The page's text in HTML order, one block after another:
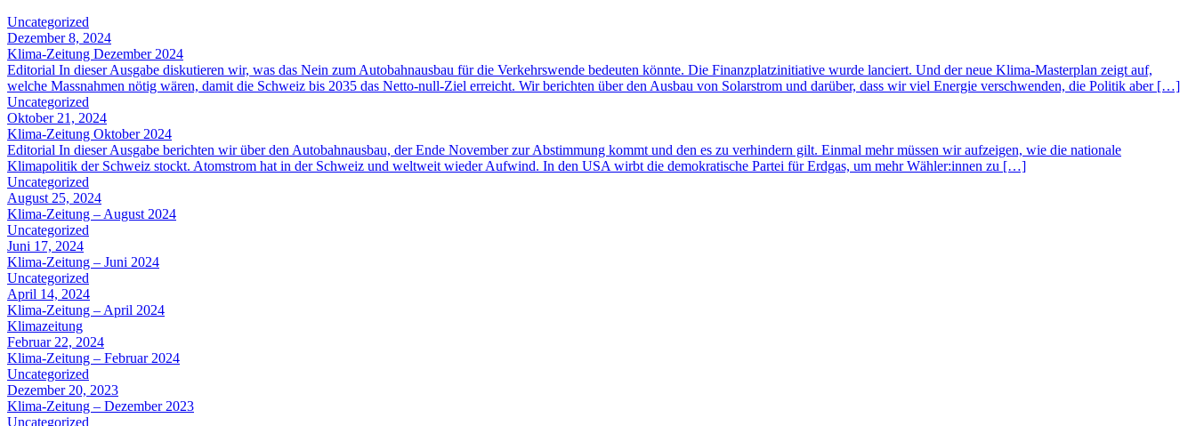
Uncategorized
Dezember 8, 2024
Klima-Zeitung Dezember 2024
Editorial In dieser Ausgabe diskutieren wir, was das Nein zum Autobahnausbau für die Verkehrswende bedeuten könnte. Die Finanzplatzinitiative wurde lanciert. Und der neue Klima-Masterplan zeigt auf,
welche Massnahmen nötig wären, damit die Schweiz bis 2035 das Netto-null-Ziel erreicht. Wir berichten über den Ausbau von Solarstrom und darüber, dass wir viel Energie verschwenden, die Politik aber […]
Uncategorized
Oktober 21, 2024
Klima-Zeitung Oktober 2024
Editorial In dieser Ausgabe berichten wir über den Autobahnausbau, der Ende November zur Abstimmung kommt und den es zu verhindern gilt. Einmal mehr müssen wir aufzeigen, wie die nationale
Klimapolitik der Schweiz stockt. Atomstrom hat in der Schweiz und weltweit wieder Aufwind. In den USA wirbt die demokratische Partei für Erdgas, um mehr Wähler:innen zu […]
Uncategorized
August 25, 2024
Klima-Zeitung – August 2024
Uncategorized
Juni 17, 2024
Klima-Zeitung – Juni 2024
Uncategorized
April 14, 2024
Klima-Zeitung – April 2024
Klimazeitung
Februar 22, 2024
Klima-Zeitung – Februar 2024
Uncategorized
Dezember 20, 2023
Klima-Zeitung – Dezember 2023
Uncategorized